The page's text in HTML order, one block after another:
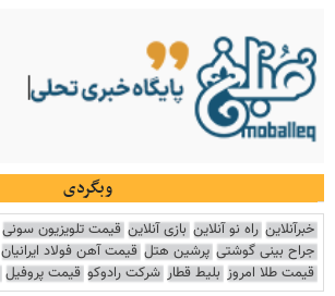
وبگردی
خبرآنلاین راه نو آنلاین بازی آنلاین قیمت تلویزیون سونی
جراح بینی گوشتی پرشین هتل قیمت آهن فولاد ایرانیان
قیمت طلا امروز بلیط قطار شرکت رادوکو قیمت پروفیل